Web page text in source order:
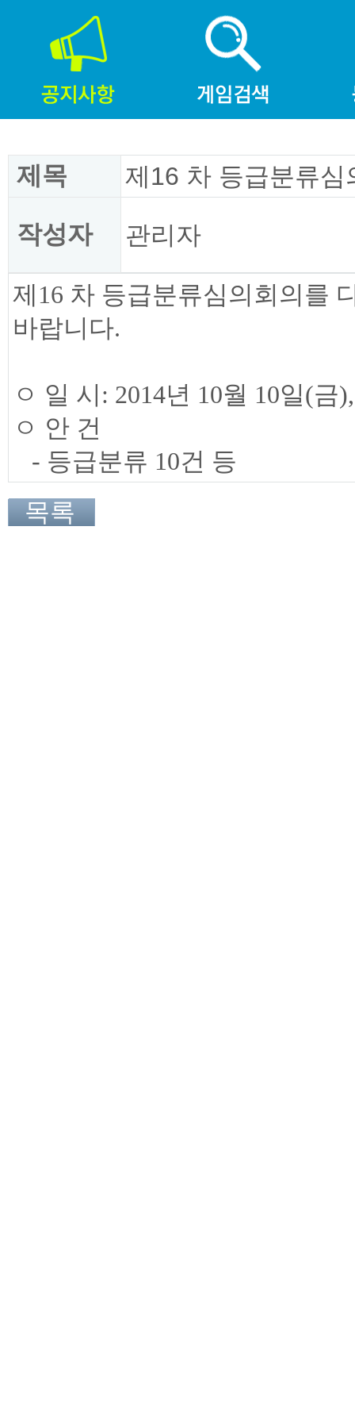
제목 제16 차 등급분류
작성자 관리자
제16 차 등급분류심의회의를
바랍니다.
ㅇ 일 시: 2014년 10월 10일(금
ㅇ 안 건
- 등급분류 10건 등
목록